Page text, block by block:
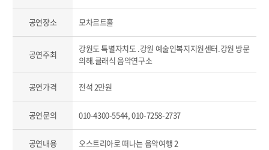
공연장소 모차르트홀
공연주최
강원도 특별자치도 .강원 예술인복지지원센터.강원 방문
의해.클래식 음악연구소
공연가격 전석 2만원
공연문의 010-4300-5544, 010-7258-2737
공연내용 오스트리아로 떠나는 음악여행 2